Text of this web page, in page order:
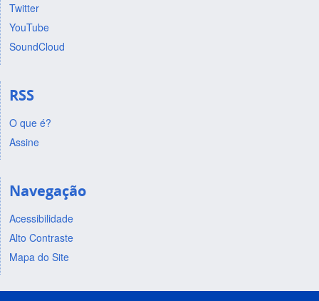
Twitter
YouTube
SoundCloud
RSS
O que é?
Assine
Navegação
Acessibilidade
Alto Contraste
Mapa do Site